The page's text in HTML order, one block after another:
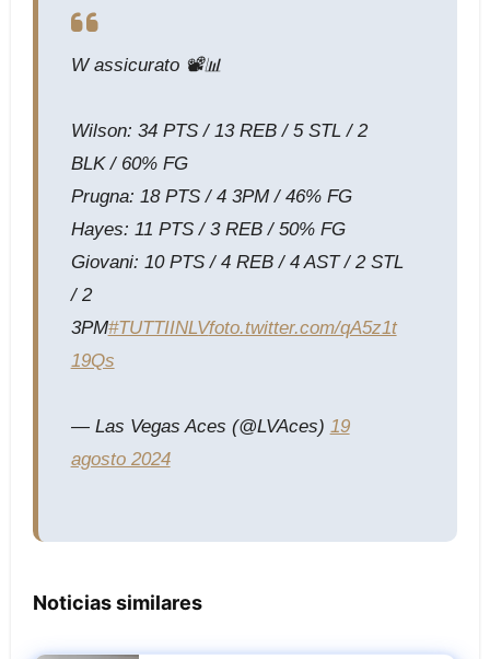
W assicurato 📽️📊
Wilson: 34 PTS / 13 REB / 5 STL / 2
BLK / 60% FG
Prugna: 18 PTS / 4 3PM / 46% FG
Hayes: 11 PTS / 3 REB / 50% FG
Giovani: 10 PTS / 4 REB / 4 AST / 2 STL
/ 2
3PM#TUTTIINLVfoto.twitter.com/qA5z1t
19Qs
— Las Vegas Aces (@LVAces) 19
agosto 2024
Noticias similares